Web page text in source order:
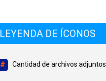
LEYENDA DE ÍCONOS
# Cantidad de archivos adjuntos